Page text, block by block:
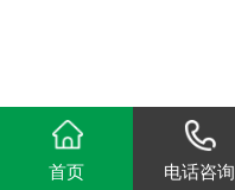
首页 电话咨询